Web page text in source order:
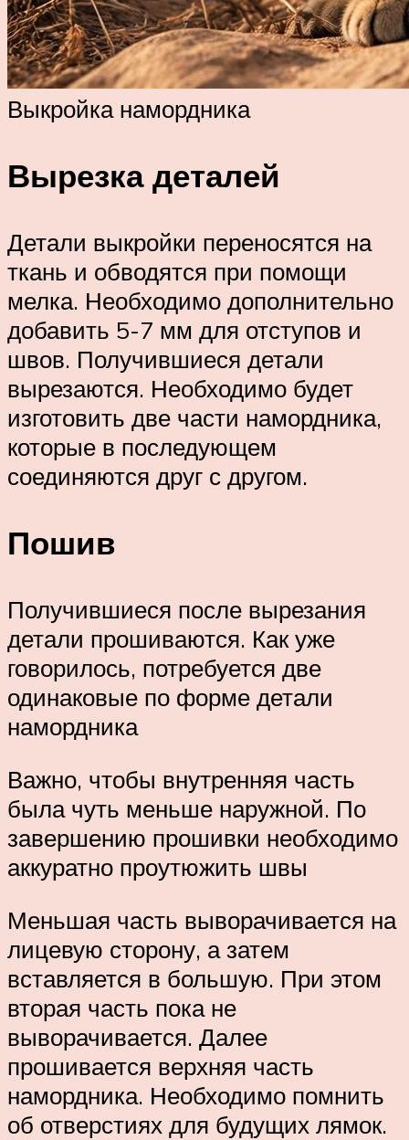
Выкройка намордника
Вырезка деталей
Детали выкройки переносятся на
ткань и обводятся при помощи
мелка. Необходимо дополнительно
добавить 5-7 мм для отступов и
швов. Получившиеся детали
вырезаются. Необходимо будет
изготовить две части намордника,
которые в последующем
соединяются друг с другом.
Пошив
Получившиеся после вырезания
детали прошиваются. Как уже
говорилось, потребуется две
одинаковые по форме детали
намордника
Важно, чтобы внутренняя часть
была чуть меньше наружной. По
завершению прошивки необходимо
аккуратно проутюжить швы
Меньшая часть выворачивается на
лицевую сторону, а затем
вставляется в большую. При этом
вторая часть пока не
выворачивается. Далее
прошивается верхняя часть
намордника. Необходимо помнить
об отверстиях для будущих лямок.